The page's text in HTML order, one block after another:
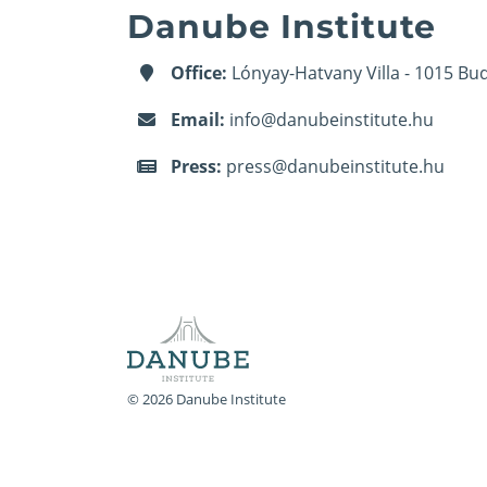
Danube Institute
Office: Lónyay-Hatvany Villa - 1015
Email: info@danubeinstitute.hu
Press: press@danubeinstitute.hu
© 2026 Danube Institute